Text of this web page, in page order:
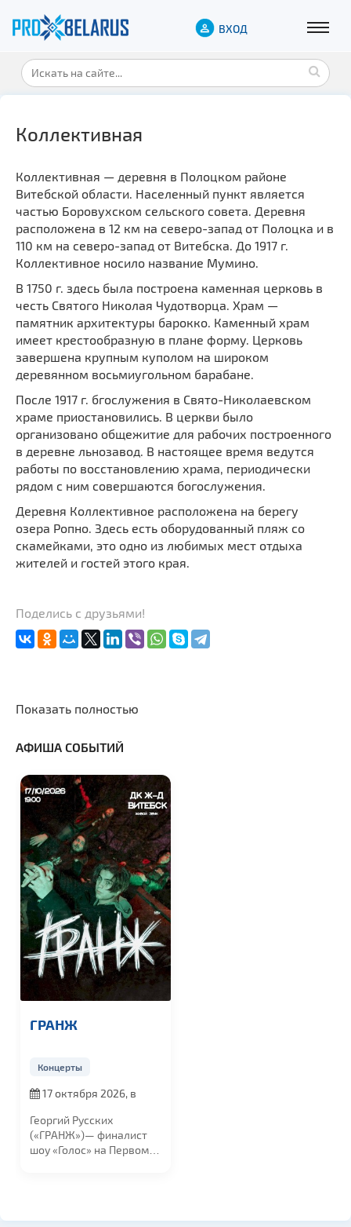
ВХОД
Коллективная
Коллективная — деревня в Полоцком районе
Витебской области. Населенный пункт является
частью Боровухском сельского совета. Деревня
расположена в 12 км на северо-запад от Полоцка и в
110 км на северо-запад от Витебска. До 1917 г.
Коллективное носило название Мумино.
В 1750 г. здесь была построена каменная церковь в
честь Святого Николая Чудотворца. Храм —
памятник архитектуры барокко. Каменный храм
имеет крестообразную в плане форму. Церковь
завершена крупным куполом на широком
деревянном восьмиугольном барабане.
После 1917 г. бгослужения в Свято-Николаевском
храме приостановились. В церкви было
организовано общежитие для рабочих построенного
в деревне льнозавод. В настоящее время ведутся
работы по восстановлению храма, периодически
рядом с ним совершаются богослужения.
Деревня Коллективное расположена на берегу
озера Ропно. Здесь есть оборудованный пляж со
скамейками, это одно из любимых мест отдыха
жителей и гостей этого края.
Поделись с друзьями!
Показать полностью
АФИША СОБЫТИЙ
ГРАНЖ
Концерты
17 октября 2026, в
Георгий Русских
(«ГРАНЖ»)— финалист
шоу «Голос» на Первом